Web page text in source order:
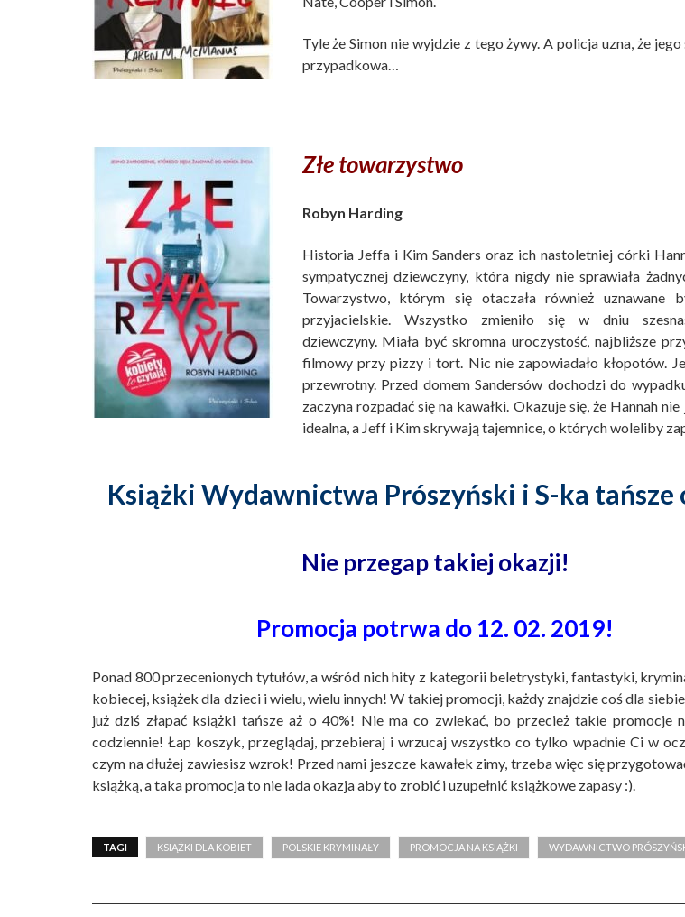
Tyle że Simon nie wyjdzie z tego żywy. A policja uzna, że jego
przypadkowa…
Złe towarzystwo
Robyn Harding
Historia Jeffa i Kim Sanders oraz ich nastoletniej córki
sympatycznej dziewczyny, która nigdy nie sprawiała
Towarzystwo, którym się otaczała również uznawane
przyjacielskie. Wszystko zmieniło się w dniu
dziewczyny. Miała być skromna uroczystość, najbliższe
filmowy przy pizzy i tort. Nic nie zapowiadało kłopotów.
przewrotny. Przed domem Sandersów dochodzi do
zaczyna rozpadać się na kawałki. Okazuje się, że Hannah
idealna, a Jeff i Kim skrywają tajemnice, o których woleliby
Książki Wydawnictwa Prószyński i S-ka tańsze
Nie przegap takiej okazji!
Promocja potrwa do 12. 02. 2019!
Ponad 800 przecenionych tytułów, a wśród nich hity z kategorii beletrystyki, fantastyki,
kobiecej, książek dla dzieci i wielu, wielu innych! W takiej promocji, każdy znajdzie coś dla
już dziś złapać książki tańsze aż o 40%! Nie ma co zwlekać, bo przecież takie promocje
codziennie! Łap koszyk, przeglądaj, przebieraj i wrzucaj wszystko co tylko wpadnie Ci w
czym na dłużej zawiesisz wzrok! Przed nami jeszcze kawałek zimy, trzeba więc się
książką, a taka promocja to nie lada okazja aby to zrobić i uzupełnić książkowe zapasy :).
TAGI KSIĄŻKI DLA KOBIET POLSKIE KRYMINAŁY PROMOCJA NA KSIĄŻKI WYDAWNICTWO